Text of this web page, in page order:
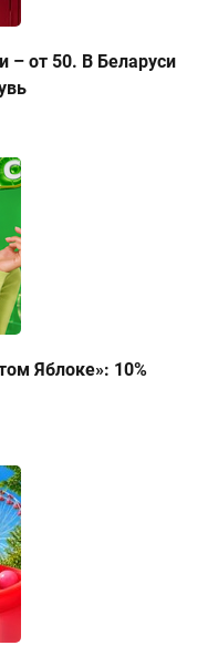
– от 50. В Беларуси
Яблоке»: 10%